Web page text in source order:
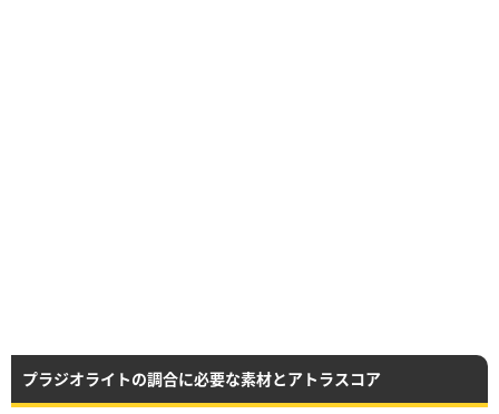
プラジオライトの調合に必要な素材とアトラスコア